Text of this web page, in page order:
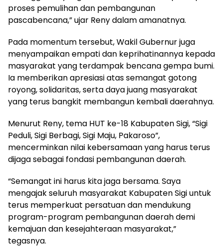
proses pemulihan dan pembangunan
pascabencana,” ujar Reny dalam amanatnya.
Pada momentum tersebut, Wakil Gubernur juga
menyampaikan empati dan keprihatinannya kepada
masyarakat yang terdampak bencana gempa bumi.
Ia memberikan apresiasi atas semangat gotong
royong, solidaritas, serta daya juang masyarakat
yang terus bangkit membangun kembali daerahnya.
Menurut Reny, tema HUT ke-18 Kabupaten Sigi, “Sigi
Peduli, Sigi Berbagi, Sigi Maju, Pakaroso”,
mencerminkan nilai kebersamaan yang harus terus
dijaga sebagai fondasi pembangunan daerah.
“Semangat ini harus kita jaga bersama. Saya
mengajak seluruh masyarakat Kabupaten Sigi untuk
terus memperkuat persatuan dan mendukung
program-program pembangunan daerah demi
kemajuan dan kesejahteraan masyarakat,”
tegasnya.